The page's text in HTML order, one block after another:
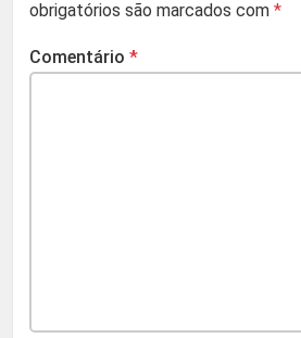
obrigatórios são marcados com *
Comentário *